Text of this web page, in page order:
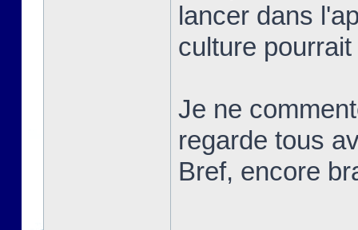
lancer dans
culture
Je ne
regarde tous
Bref, encore